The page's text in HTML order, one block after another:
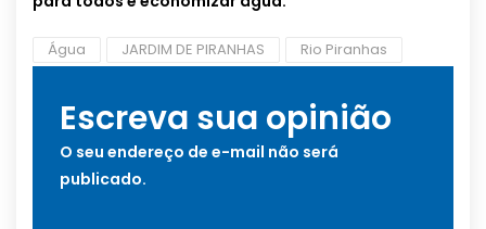
Água JARDIM DE PIRANHAS Rio Piranhas
Escreva sua opinião
O seu endereço de e-mail não será
publicado.